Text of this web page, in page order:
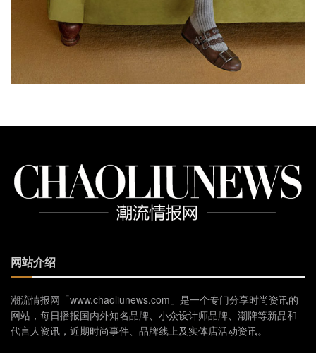
网站介绍
潮流情报网「www.chaoliunews.com」是一个专门分享时尚资讯的
网站，每日播报国内外知名品牌、小众设计师品牌、潮牌等新品和
代言人资讯，近期时尚事件、品牌线上及实体店活动资讯。